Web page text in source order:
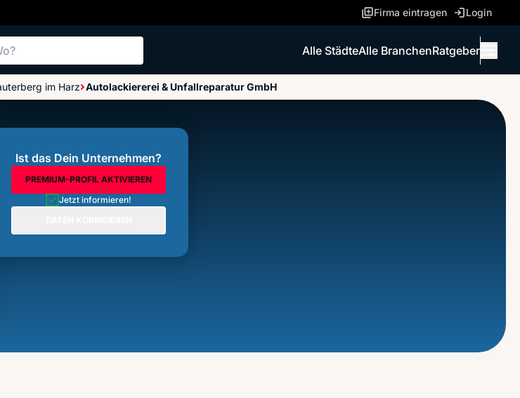
Firma eintragen Login
Wo?
Alle StädteAlle BranchenRatgeber
im Harz Autolackiererei & Unfallreparatur GmbH
Ist das Dein Unternehmen?
PREMIUM-PROFIL AKTIVIEREN
Jetzt informieren!